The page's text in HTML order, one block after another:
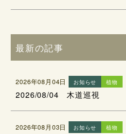
最新の記事
2026年08月04日 お知らせ 植物
2026/08/04 木道巡視
2026年08月03日 お知らせ 植物